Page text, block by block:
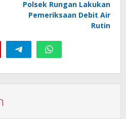
Polsek Rungan Lakukan
Pemeriksaan Debit Air
Rutin